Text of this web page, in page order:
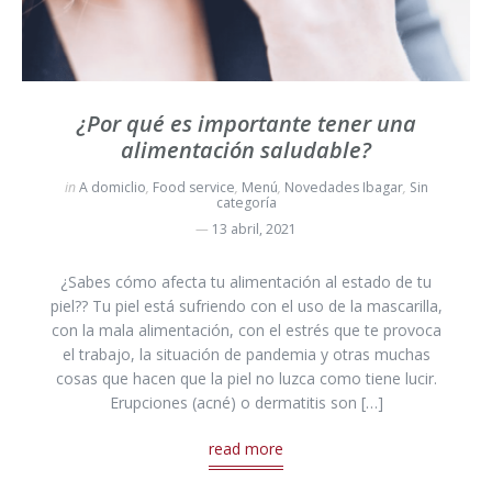
¿Por qué es importante tener una
alimentación saludable?
inA domiclio, Food service, Menú, Novedades Ibagar, Sin
categoría
13 abril, 2021
¿Sabes cómo afecta tu alimentación al estado de tu
piel?? Tu piel está sufriendo con el uso de la mascarilla,
con la mala alimentación, con el estrés que te provoca
el trabajo, la situación de pandemia y otras muchas
cosas que hacen que la piel no luzca como tiene lucir.
Erupciones (acné) o dermatitis son […]
read more